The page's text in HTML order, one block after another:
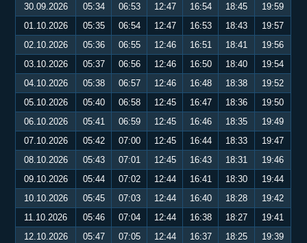
30.09.2026
05:34 06:53 12:47 16:54 18:45
19:59
01.10.2026
05:35 06:54 12:47 16:53 18:43
19:57
02.10.2026
05:36 06:55 12:46 16:51 18:41
19:56
03.10.2026
05:37 06:56 12:46 16:50 18:40
19:54
04.10.2026
05:38 06:57 12:46 16:48 18:38
19:52
05.10.2026
05:40 06:58 12:45 16:47 18:36
19:50
06.10.2026
05:41 06:59 12:45 16:46 18:35
19:49
07.10.2026
05:42 07:00 12:45 16:44 18:33
19:47
08.10.2026
05:43 07:01 12:45 16:43 18:31
19:46
09.10.2026
05:44 07:02 12:44 16:41 18:30
19:44
10.10.2026
05:45 07:03 12:44 16:40 18:28
19:42
11.10.2026
05:46 07:04 12:44 16:38 18:27
19:41
12.10.2026
05:47 07:05 12:44 16:37 18:25
19:39